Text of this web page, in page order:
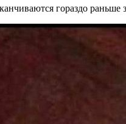
гораздо раньше